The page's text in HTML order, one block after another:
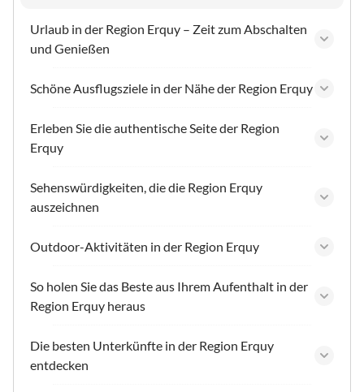
Urlaub in der Region Erquy – Zeit zum Abschalten
und Genießen
Schöne Ausflugsziele in der Nähe der Region Erquy
Erleben Sie die authentische Seite der Region
Erquy
Sehenswürdigkeiten, die die Region Erquy
auszeichnen
Outdoor-Aktivitäten in der Region Erquy
So holen Sie das Beste aus Ihrem Aufenthalt in der
Region Erquy heraus
Die besten Unterkünfte in der Region Erquy
entdecken